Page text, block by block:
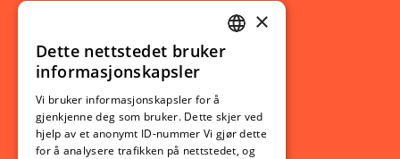
Ny student
Utveksling
Opptak
Lov- og regelverk
NORWEGIAN
×
Dette nettstedet bruker
informasjonskapsler
Vi bruker informasjonskapsler for å
gjenkjenne deg som bruker. Dette skjer ved
hjelp av et anonymt ID-nummer Vi gjør dette
for å analysere trafikken på nettstedet, og